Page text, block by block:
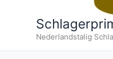
Nederlandstalig